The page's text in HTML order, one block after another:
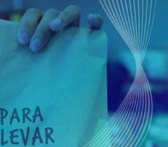
en coordinación con la
(A.M.A.).